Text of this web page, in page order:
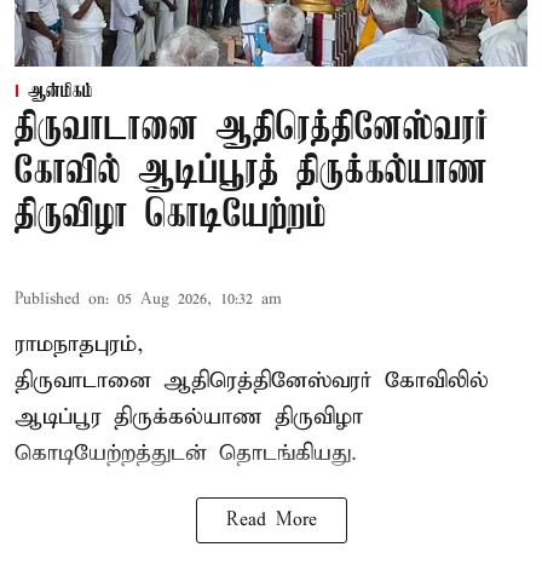
ஆன்மிகம்
திருவாடானை ஆதிரெத்தினேஸ்வரர்
கோவில் ஆடிப்பூரத் திருக்கல்யாண
திருவிழா கொடியேற்றம்
Published on: 05 Aug 2026, 10:32 am
ராமநாதபுரம்,
திருவாடானை ஆதிரெத்தினேஸ்வரர் கோவிலில்
ஆடிப்பூர திருக்கல்யாண திருவிழா
கொடியேற்றத்துடன் தொடங்கியது.
Read More